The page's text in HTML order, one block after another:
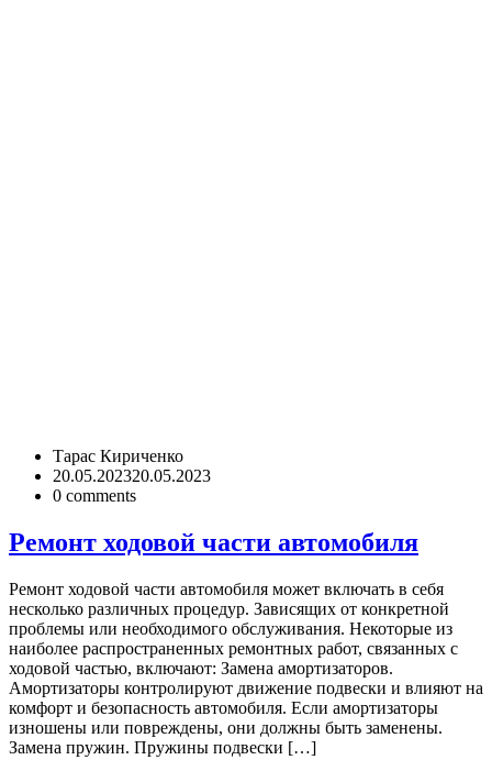
Тарас Кириченко
20.05.202320.05.2023
0 comments
Ремонт ходовой части автомобиля
Ремонт ходовой части автомобиля может включать в себя
несколько различных процедур. Зависящих от конкретной
проблемы или необходимого обслуживания. Некоторые из
наиболее распространенных ремонтных работ, связанных с
ходовой частью, включают: Замена амортизаторов.
Амортизаторы контролируют движение подвески и влияют на
комфорт и безопасность автомобиля. Если амортизаторы
изношены или повреждены, они должны быть заменены.
Замена пружин. Пружины подвески […]